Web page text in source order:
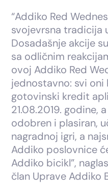
“Addiko Red
svojevrsna tradicija
Dosadašnje akcije
sa odličnim
ovoj Addiko Red
jednostavno: svi oni
gotovinski kredit
21.08.2019. godine,
odobren i plasiran,
nagradnoj igri, a
Addiko poslovnice
Addiko bicikl”,
član Uprave Addiko